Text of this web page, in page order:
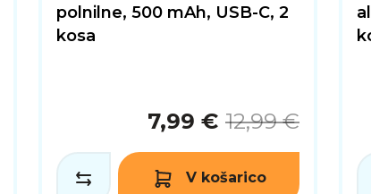
polnilne, 500 mAh, USB-C, 2
kosa
7,99 € 12,99 €
V košarico